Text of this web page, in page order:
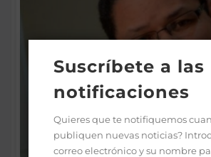
Suscríbete a las
notificaciones
Quieres que te notifiquemos
publiquen nuevas noticias?
correo electrónico y su nombre